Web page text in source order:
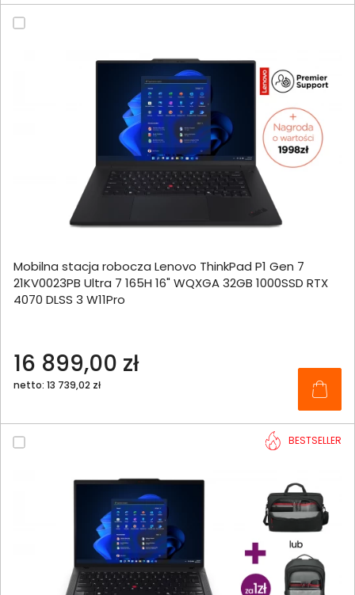
Mobilna stacja robocza Lenovo ThinkPad P1 Gen 7
21KV0023PB Ultra 7 165H 16" WQXGA 32GB 1000SSD RTX
4070 DLSS 3 W11Pro
16 899,00 zł
netto: 13 739,02 zł
BESTSELLER